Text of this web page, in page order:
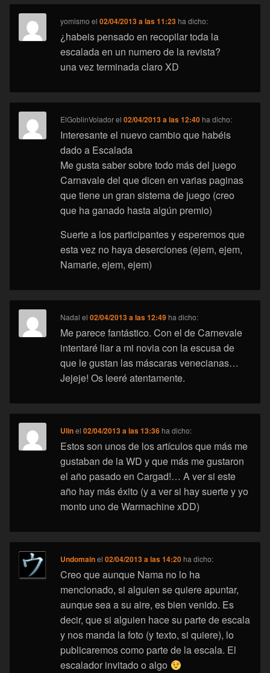
yomismo el02/04/2013 a las 11:23 ha dicho:
¿habeis pensado en recopilar toda la
escalada en un numero de la revista?
una vez terminada claro XD
ElGoblinVoladorel02/04/2013 a las 12:40 ha dicho:
Interesante el nuevo cambio que habéis
dado a Escalada
Me gusta saber sobre todo más del juego
Carnavale del que dicen en varias paginas
que tiene un gran sistema de juego (creo
que ha ganado hasta algún premio)
Suerte a los participantes y esperemos que
esta vez no haya deserciones (ejem, ejem,
Namarie, ejem, ejem)
Nadal el02/04/2013 a las 12:49 ha dicho:
Me parece fantástico. Con el de Carnevale
intentaré liar a mi novia con la escusa de
que le gustan las máscaras venecianas…
Jejeje! Os leeré atentamente.
Ulinel02/04/2013 a las 13:36 ha dicho:
Estos son unos de los artículos que más me
gustaban de la WD y que más me gustaron
el año pasado en Cargad!… A ver si este
año hay más éxito (y a ver si hay suerte y yo
monto uno de Warmachine xDD)
Undomainel02/04/2013 a las 14:20 ha dicho:
Creo que aunque Nama no lo ha
mencionado, si alguien se quiere apuntar,
aunque sea a su aire, es bien venido. Es
decir, que si alguien hace su parte de escala
y nos manda la foto (y texto, si quiere), lo
publicaremos como parte de la escala. El
escalador invitado o algo